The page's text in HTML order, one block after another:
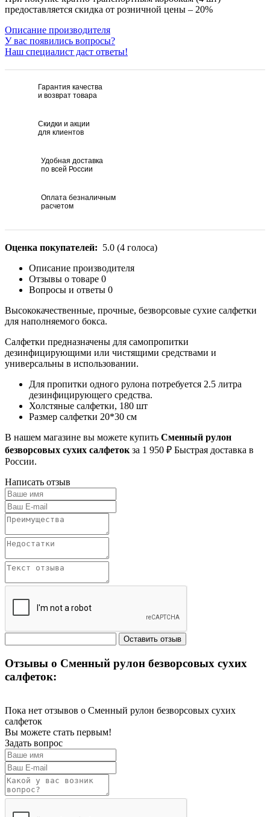
предоставляется скидка от розничной цены – 20%
Описание производителя
У вас появились вопросы?
Наш специалист даст ответы!
Гарантия качества
и возврат товара
Скидки и акции
для клиентов
Удобная доставка
по всей России
Оплата безналичным
расчетом
Оценка покупателей: 5.0 (4 голоса)
Описание производителя
Отзывы о товаре 0
Вопросы и ответы 0
Высококачественные, прочные, безворсовые сухие салфетки
для наполняемого бокса.
Салфетки предназначены для самопропитки
дезинфицирующими или чистящими средствами и
универсальны в использовании.
Для пропитки одного рулона потребуется 2.5 литра
дезинфицирующего средства.
Холстяные салфетки, 180 шт
Размер салфетки 20*30 см
В нашем магазине вы можете купить Сменный рулон
безворсовых сухих салфеток за 1 950 ₽ Быстрая доставка в
России.
Написать отзыв
Отзывы о Сменный рулон безворсовых сухих
салфеток:
Пока нет отзывов о Сменный рулон безворсовых сухих
салфеток
Вы можете стать первым!
Задать вопрос